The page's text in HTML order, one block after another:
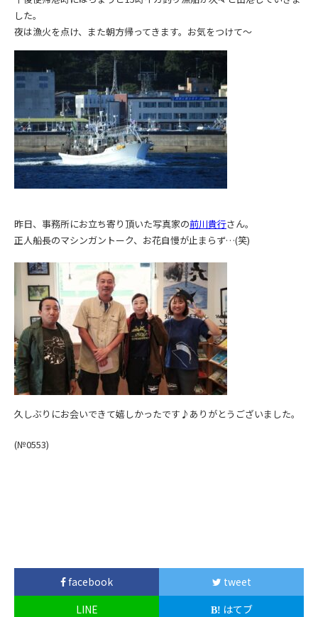
した。
夜は漁火を点け、また朝方帰ってきます。お気をつけて～
昨日、事務所にお立ち寄り頂いた写真家の前川貴行さん。
正人船長のマシンガントーク、お花自慢が止まらず…(笑)
久しぶりにお会いできて嬉しかったです♪ありがとうございました。
(№0553)
facebook
tweet
LINE
はてブ